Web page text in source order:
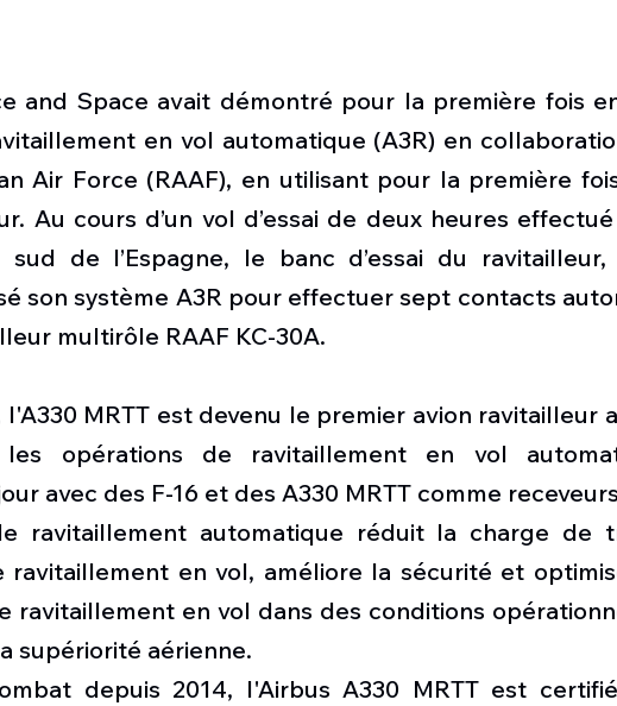
and Space avait démontré pour la première fois
en vol automatique (A3R) en
Air Force (RAAF), en utilisant pour la première
Au cours d’un vol d’essai de deux heures
de l’Espagne, le banc d’essai du ravitailleur,
son système A3R pour effectuer sept contacts
multirôle RAAF KC-30A.
l'A330 MRTT est devenu le premier avion ravitailleur
opérations de ravitaillement en vol
avec des F-16 et des A330 MRTT comme
ravitaillement automatique réduit la charge de
ravitaillement en vol, améliore la sécurité et
ravitaillement en vol dans des conditions
supériorité aérienne.
depuis 2014, l'Airbus A330 MRTT est